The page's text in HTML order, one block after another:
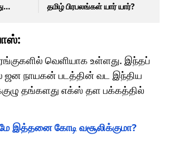
தமிழ் பிரபலங்கள் யார் யார்?
வெளியாக உள்ளது. இந்தப்
ஜன நாயகன் படத்தின் வட இந்திய
தங்களது எக்ஸ் தள பக்கத்தில்
இத்தனை கோடி வசூலிக்குமா?